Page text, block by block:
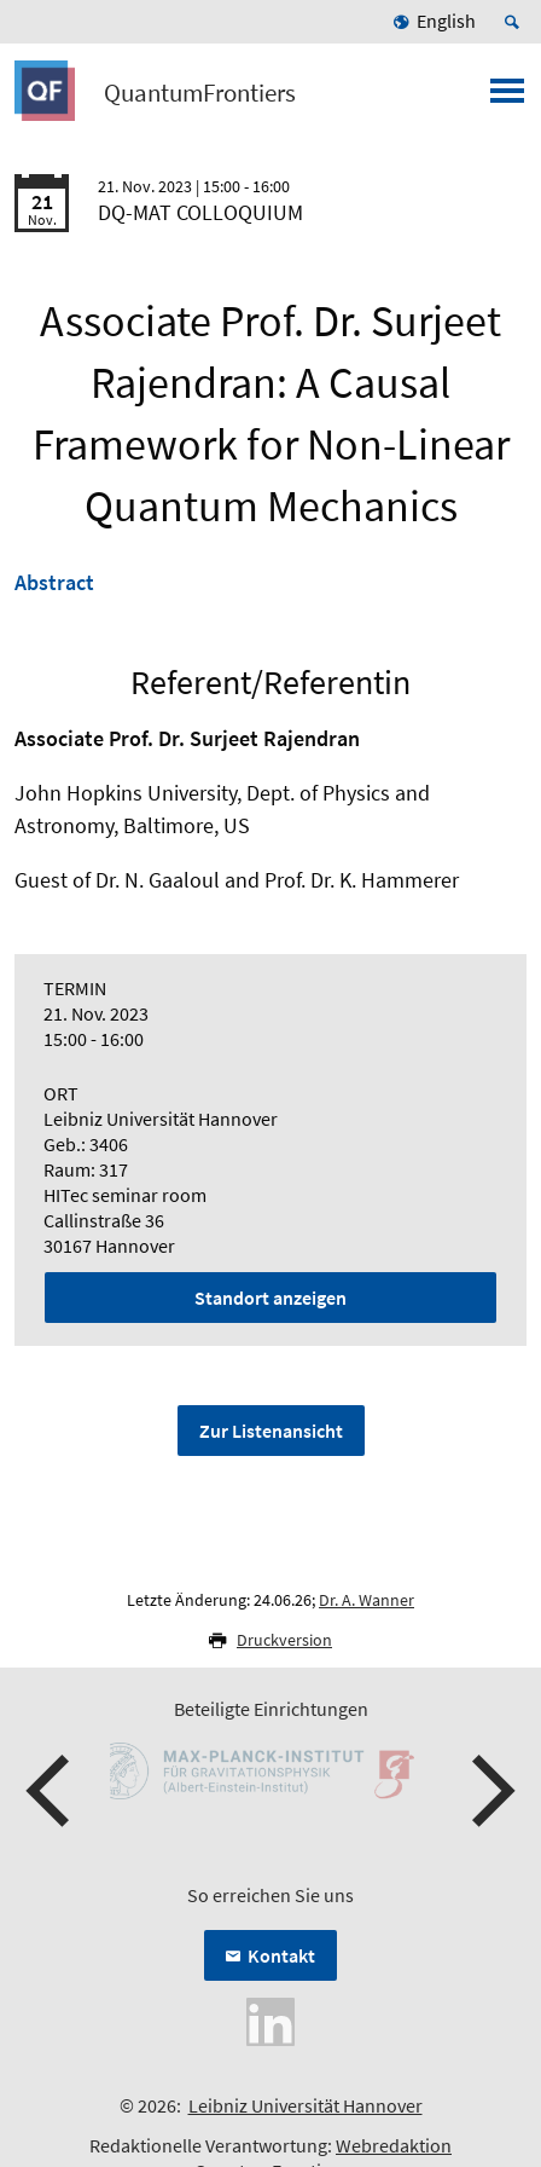
English
QuantumFrontiers
21
Nov.
21. Nov. 2023 | 15:00 - 16:00
DQ-MAT COLLOQUIUM
Associate Prof. Dr. Surjeet
Rajendran: A Causal
Framework for Non-Linear
Quantum Mechanics
Abstract
Referent/Referentin
Associate Prof. Dr. Surjeet Rajendran
John Hopkins University, Dept. of Physics and
Astronomy, Baltimore, US
Guest of Dr. N. Gaaloul and Prof. Dr. K. Hammerer
TERMIN
21. Nov. 2023
15:00 - 16:00
ORT
Leibniz Universität Hannover
Geb.: 3406
Raum: 317
HITec seminar room
Callinstraße 36
30167 Hannover
Standort anzeigen
Zur Listenansicht
Letzte Änderung: 24.06.26; Dr. A. Wanner
Druckversion
Beteiligte Einrichtungen
So erreichen Sie uns
Kontakt
© 2026: Leibniz Universität Hannover
Redaktionelle Verantwortung: Webredaktion